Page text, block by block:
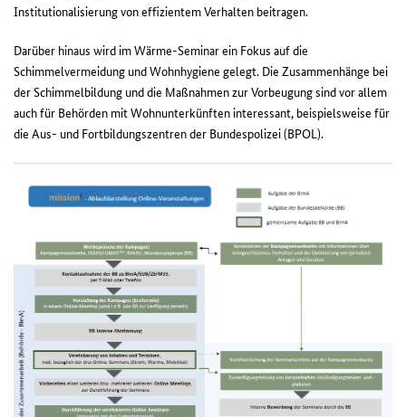
Institutionalisierung von effizientem Verhalten beitragen.
Darüber hinaus wird im Wärme-Seminar ein Fokus auf die
Schimmelvermeidung und Wohnhygiene gelegt. Die Zusammenhänge bei
der Schimmelbildung und die Maßnahmen zur Vorbeugung sind vor allem
auch für Behörden mit Wohnunterkünften interessant, beispielsweise für
die Aus- und Fortbildungszentren der Bundespolizei (BPOL).